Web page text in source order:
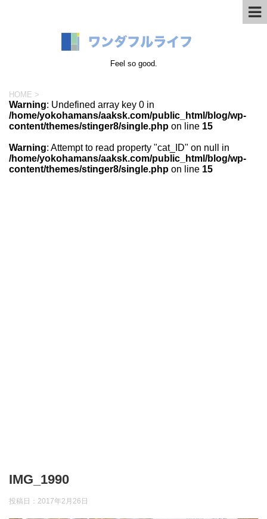
Feel so good.
HOME >
Warning: Undefined array key 0 in
/home/yokohamans/aaksk.com/public_html/blog/wp-
content/themes/stinger8/single.php on line 15
Warning: Attempt to read property "cat_ID" on null in
/home/yokohamans/aaksk.com/public_html/blog/wp-
content/themes/stinger8/single.php on line 15
IMG_1990
投稿日： 2017年2月26日